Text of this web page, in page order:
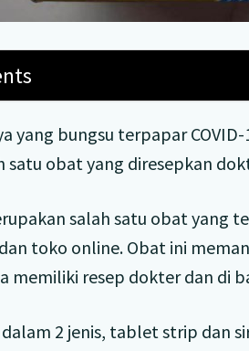
yang bungsu terpapar
satu obat yang diresepkan
salah satu obat yang
toko online. Obat ini
memiliki resep dokter dan di
2 jenis, tablet strip dan